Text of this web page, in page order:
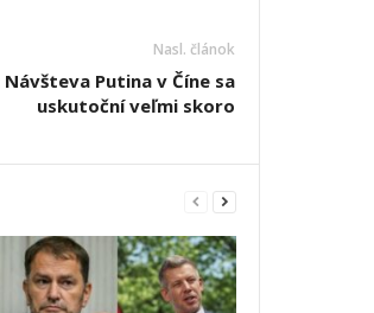
Nasl. článok
Návšteva Putina v Číne sa
uskutoční veľmi skoro